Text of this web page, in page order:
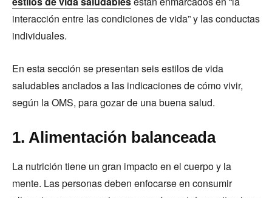
interacción entre las condiciones de vida” y las conductas
individuales.
En esta sección se presentan seis estilos de vida
saludables anclados a las indicaciones de cómo vivir,
según la OMS, para gozar de una buena salud.
1. Alimentación balanceada
La nutrición tiene un gran impacto en el cuerpo y la
mente. Las personas deben enfocarse en consumir